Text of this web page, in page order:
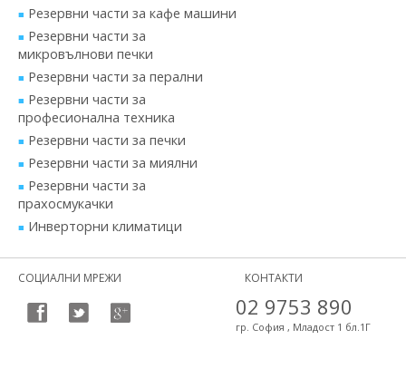
Резервни части за кафе машини
Резервни части за
микровълнови печки
Резервни части за перални
Резервни части за
професионална техника
Резервни части за печки
Резервни части за миялни
Резервни части за
прахосмукачки
Инверторни климатици
СОЦИАЛНИ МРЕЖИ КОНТАКТИ
02 9753 890
гр. София , Младост 1 бл.1Г